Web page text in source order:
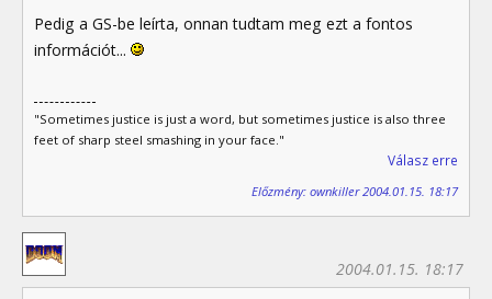
Pedig a GS-be leírta, onnan tudtam meg ezt a fontos
információt...
"Sometimes justice is just a word, but sometimes justice is also three
feet of sharp steel smashing in your face."
Válasz erre
Előzmény: ownkiller 2004.01.15. 18:17
2004.01.15. 18:17